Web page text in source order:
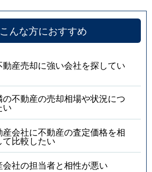
こんな方におすすめ
産売却に強い会社を探してい
不動産の売却相場や状況につ
い
会社に不動産の査定価格を相
て比較したい
社の担当者と相性が悪い